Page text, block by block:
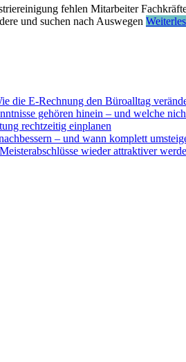
fehlen Mitarbeiter
und suchen nach Auswegen
die E-Rechnung den Büroalltag
gehören hinein – und welche
rechtzeitig einplanen
– und wann komplett
wieder attraktiver